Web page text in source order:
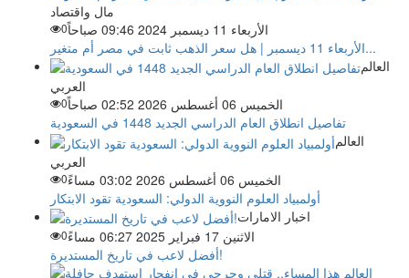
مال واقتصاد
الأربعاء 11 ديسمبر 2024 09:46 صباحاً
0
الأربعاء 11 ديسمبر | هل سعر الذهب ثابت في مصر أم متغير...
العالم
العربي
الخميس 06 أغسطس 2026 02:52 صباحاً
0
تفاصيل انطلاق العام الدراسي الجديد 1448 في السعودية
العالم
العربي
الخميس 06 أغسطس 2026 03:02 مساءً
0
أولمبياد العلوم النووية الدولي: السعودية تقود الابتكار
اخبار الامارات
الاثنين 17 فبراير 2025 06:27 مساءً
0
أفضل لاعب في تاريخ المستديرة!